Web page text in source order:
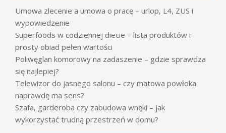
Umowa zlecenie a umowa o pracę – urlop, L4, ZUS i
wypowiedzenie
Superfoods w codziennej diecie – lista produktów i
prosty obiad pełen wartości
Poliwęglan komorowy na zadaszenie – gdzie sprawdza
się najlepiej?
Telewizor do jasnego salonu – czy matowa powłoka
naprawdę ma sens?
Szafa, garderoba czy zabudowa wnęki – jak
wykorzystać trudną przestrzeń w domu?